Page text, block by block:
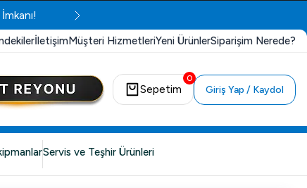
İletişimMüşteri HizmetleriYeni ÜrünlerSiparişim Nerede?
0
Sepetim Giriş Yap / Kaydol
Servis ve Teşhir Ürünleri